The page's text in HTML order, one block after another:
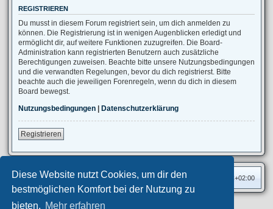
Diese Website nutzt Cookies, um dir den
bestmöglichen Komfort bei der Nutzung zu
bieten. Mehr erfahren
REGISTRIEREN
Du musst in diesem Forum registriert sein, um dich anmelden zu
können. Die Registrierung ist in wenigen Augenblicken erledigt und
ermöglicht dir, auf weitere Funktionen zuzugreifen. Die Board-
Administration kann registrierten Benutzern auch zusätzliche
Berechtigungen zuweisen. Beachte bitte unsere Nutzungsbedingungen
und die verwandten Regelungen, bevor du dich registrierst. Bitte
beachte auch die jeweiligen Forenregeln, wenn du dich in diesem
Board bewegst.
Nutzungsbedingungen | Datenschutzerklärung
Registrieren
Foren-Übersicht Alle Zeiten sind UTC+02:00